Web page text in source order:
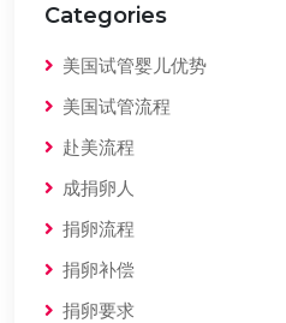
Categories
美国试管婴儿优势
美国试管流程
赴美流程
成捐卵人
捐卵流程
捐卵补偿
捐卵要求